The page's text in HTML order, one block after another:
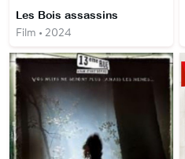
Les Bois assassins
Film • 2024